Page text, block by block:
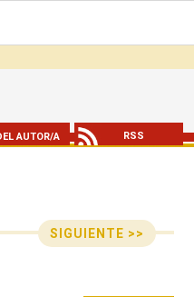
AUTOR/A RSS
SIGUIENTE >>